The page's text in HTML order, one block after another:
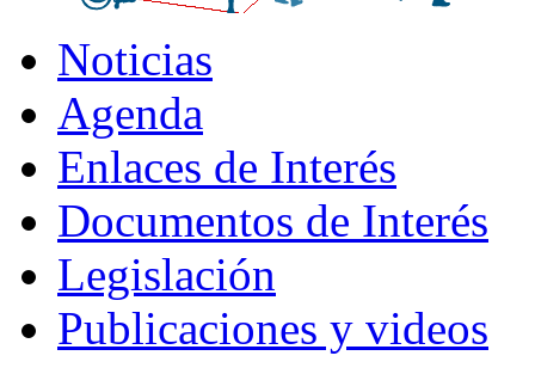
Noticias
Agenda
Enlaces de Interés
Documentos de Interés
Legislación
Publicaciones y videos